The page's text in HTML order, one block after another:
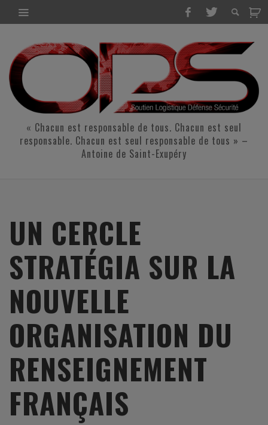
« Chacun est responsable de tous. Chacun est seul
responsable. Chacun est seul responsable de tous » –
Antoine de Saint-Exupéry
UN CERCLE
STRATÉGIA SUR LA
NOUVELLE
ORGANISATION DU
RENSEIGNEMENT
FRANÇAIS